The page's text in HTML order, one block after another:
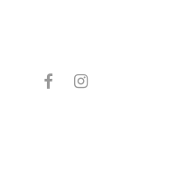
FACEBOOKINSTAGRAM